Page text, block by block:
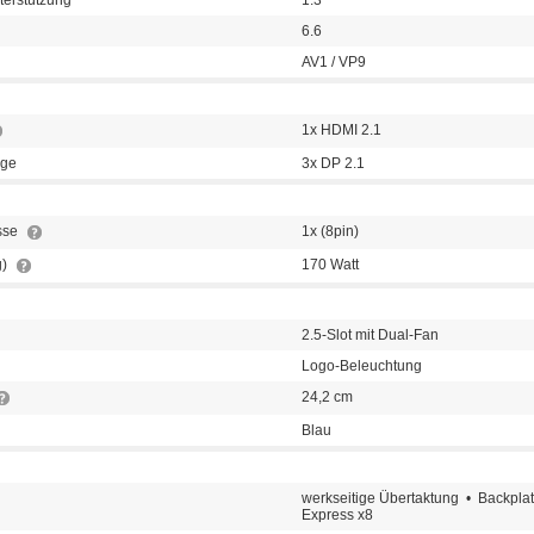
6.6
AV1 / VP9
1x HDMI 2.1
3x DP 2.1
1x (8pin)
170 Watt
2.5-Slot mit Dual-Fan
Logo-Beleuchtung
24,2 cm
Blau
werkseitige Übertaktung •
Express x8